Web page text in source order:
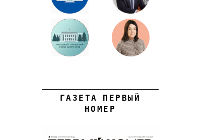
ГАЗЕТА ПЕРВЫЙ
НОМЕР